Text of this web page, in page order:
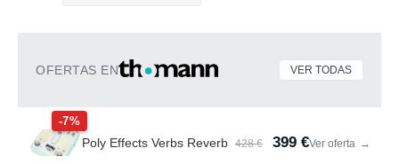
OFERTAS EN VER TODAS
-7%
Poly Effects Verbs Reverb 428 € 399 €Ver oferta →